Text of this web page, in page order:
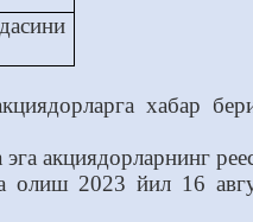
хабар
2023 йил 16